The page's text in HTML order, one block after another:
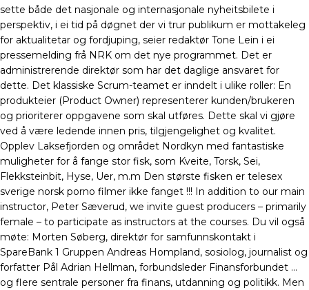
sette både det nasjonale og internasjonale nyheitsbilete i
perspektiv, i ei tid på døgnet der vi trur publikum er mottakeleg
for aktualitetar og fordjuping, seier redaktør Tone Lein i ei
pressemelding frå NRK om det nye programmet. Det er
administrerende direktør som har det daglige ansvaret for
dette. Det klassiske Scrum-teamet er inndelt i ulike roller: En
produkteier (Product Owner) representerer kunden/brukeren
og prioriterer oppgavene som skal utføres. Dette skal vi gjøre
ved å være ledende innen pris, tilgjengelighet og kvalitet.
Opplev Laksefjorden og området Nordkyn med fantastiske
muligheter for å fange stor fisk, som Kveite, Torsk, Sei,
Flekksteinbit, Hyse, Uer, m.m Den største fisken er telesex
sverige norsk porno filmer ikke fanget !!! In addition to our main
instructor, Peter Sæverud, we invite guest producers – primarily
female – to participate as instructors at the courses. Du vil også
møte: Morten Søberg, direktør for samfunnskontakt i
SpareBank 1 Gruppen Andreas Hompland, sosiolog, journalist og
forfatter Pål Adrian Hellman, forbundsleder Finansforbundet …
og flere sentrale personer fra finans, utdanning og politikk. Men